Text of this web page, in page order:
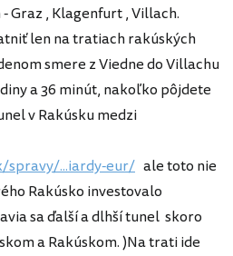
Graz , Klagenfurt , Villach.
len na tratiach rakúských
smere z Viedne do Villachu
a 36 minút, nakoľko pôjdete
v Rakúsku medzi
spravy/...iardy-eur/ ale toto nie
Rakúsko investovalo
sa ďalší a dlhší tunel skoro
a Rakúskom. )Na trati ide